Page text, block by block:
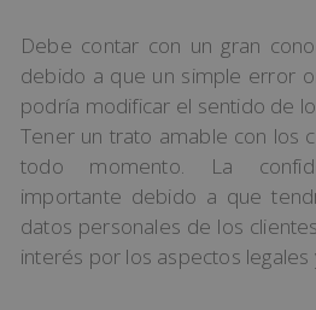
Debe contar con un gran
debido a que un simple error
podría modificar el sentido de
Tener un trato amable con los
todo momento. La
importante debido a que
datos personales de los
interés por los aspectos legales